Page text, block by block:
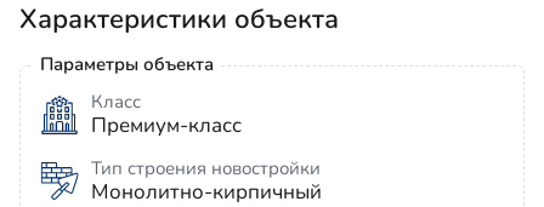
Характеристики объекта
Параметры объекта
Класс
Премиум-класс
Тип строения новостройки
Монолитно-кирпичный